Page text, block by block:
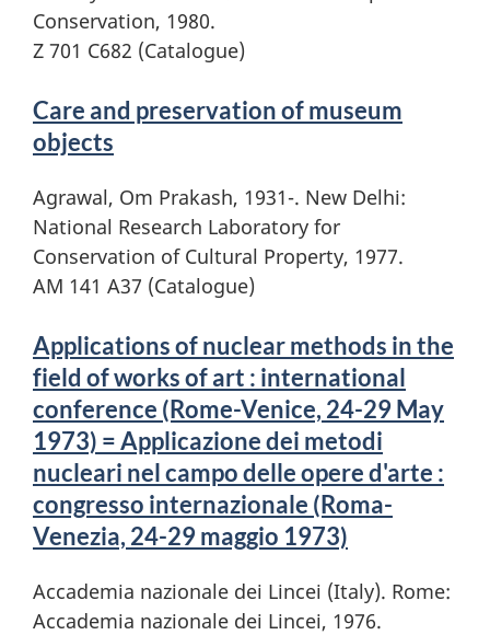
Conservation, 1980.
Z 701 C682 (Catalogue)
Care and preservation of museum
objects
Agrawal, Om Prakash, 1931-. New Delhi:
National Research Laboratory for
Conservation of Cultural Property, 1977.
AM 141 A37 (Catalogue)
Applications of nuclear methods in the
field of works of art : international
conference (Rome-Venice, 24-29 May
1973) = Applicazione dei metodi
nucleari nel campo delle opere d'arte :
congresso internazionale (Roma-
Venezia, 24-29 maggio 1973)
Accademia nazionale dei Lincei (Italy). Rome:
Accademia nazionale dei Lincei, 1976.